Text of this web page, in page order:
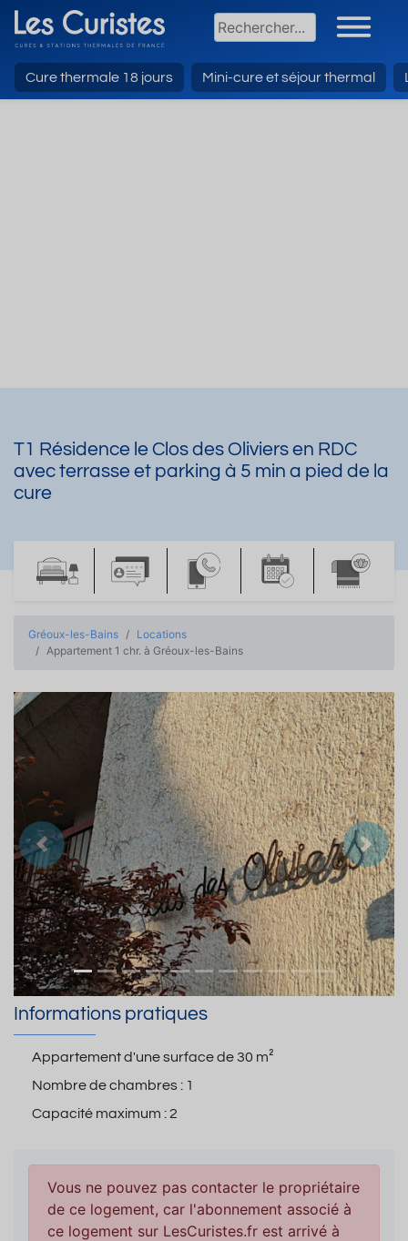
Cure thermale 18 jours Mini-cure et séjour thermal
T1 Résidence le Clos des Oliviers en RDC
avec terrasse et parking à 5 min a pied de la
cure
Gréoux-les-Bains
Locations
Appartement 1 chr. à Gréoux-les-Bains
Précedent
Informations pratiques
Appartement d'une surface de30 m²
Nombre de chambres : 1
Capacité maximum :2
Vous ne pouvez pas contacter le propriétaire
de ce logement, car l'abonnement associé à
ce logement sur LesCuristes.fr est arrivé à